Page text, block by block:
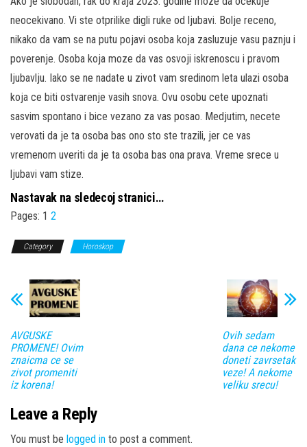
neocekivano. Vi ste otprilike digli ruke od ljubavi. Bolje receno,
nikako da vam se na putu pojavi osoba koja zasluzuje vasu paznju i
poverenje. Osoba koja moze da vas osvoji iskrenoscu i pravom
ljubavlju. Iako se ne nadate u zivot vam sredinom leta ulazi osoba
koja ce biti ostvarenje vasih snova. Ovu osobu cete upoznati
sasvim spontano i bice vezano za vas posao. Medjutim, necete
verovati da je ta osoba bas ono sto ste trazili, jer ce vas
vremenom uveriti da je ta osoba bas ona prava. Vreme srece u
ljubavi vam stize.
Nastavak na sledecoj stranici…
Pages: 1 2
Category Horoskop
AVGUSKE
PROMENE! Ovim
znaicma ce se
zivot promeniti
iz korena!
Ovih sedam
dana ce nekome
doneti zavrsetak
veze! A nekome
veliku srecu!
Leave a Reply
You must be logged in to post a comment.